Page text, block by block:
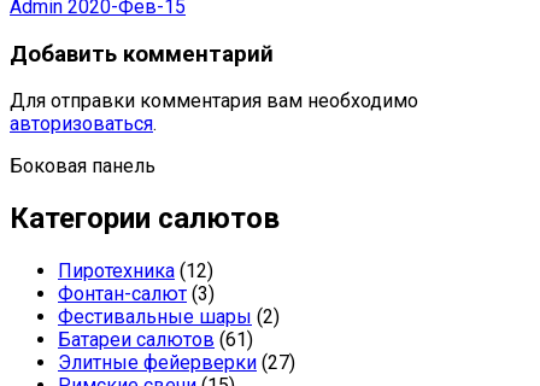
Admin 2020-Фев-15
Добавить комментарий
Для отправки комментария вам необходимо
авторизоваться.
Боковая панель
Категории салютов
Пиротехника (12)
Фонтан-салют (3)
Фестивальные шары (2)
Батареи салютов (61)
Элитные фейерверки (27)